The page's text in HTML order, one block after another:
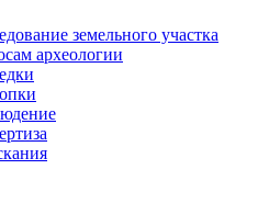
земельного участка
археологии